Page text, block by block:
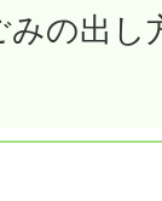
の出し